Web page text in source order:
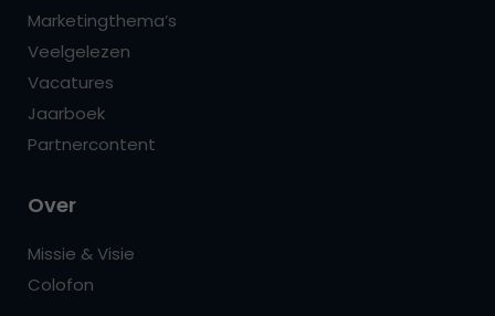
Marketingthema’s
Veelgelezen
Vacatures
Jaarboek
Partnercontent
Over
Missie & Visie
Colofon